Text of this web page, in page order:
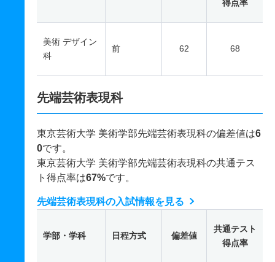
得点率
美術 デザイン
科
前 62 68
先端芸術表現科
東京芸術大学 美術学部先端芸術表現科の偏差値は6
0です。
東京芸術大学 美術学部先端芸術表現科の共通テス
ト得点率は67%です。
先端芸術表現科の入試情報を見る
学部・学科 日程方式 偏差値
共通テスト
得点率